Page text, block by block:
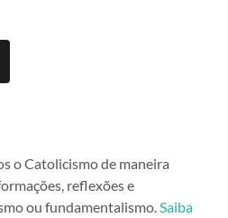
o Catolicismo de maneira
reflexões e
ou fundamentalismo. Saiba